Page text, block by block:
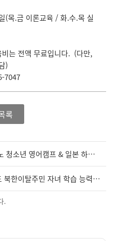
(목.금 이론교육 / 화.수.목 실
는 전액 무료입니다. (다만,
)
7047
록
2026 파주-하다노 청소년 영어캠프 & 일본 하다노 문화탐방 참가자 선발 면접계획 알림
2026년 「경기도 북한이탈주민 자녀 학습 능력 향상 지원」 대상자 모집 안내
.